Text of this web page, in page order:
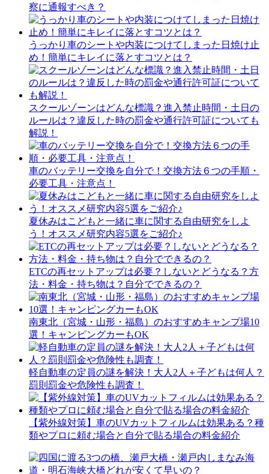
察に通報すべき？
うっかり車のシートや内装につけてしまった日焼け止
め！簡単にキレイに落とすコツとは？
スクールゾーンはどんな標識？進入禁止時間・土日の
ルールは？違反した時の罰金や通行許可証についても
解説！
車のバッテリー交換を自分で！交換方法６つの手順・
必要工具・注意点！
夏休みはこどもと一緒に車に関する自由研究をしよ
う！オススメ研究内容5選をご紹介♪
ETCの再セットアップは必要？しないとどうなる？方
法・料金・持ち物は？自分でできるの？
南東北（宮城・山形・福島）のおすすめキャンプ場10
選！キャンピングカーもOK
軽自動車の定員の謎を解決！大人2人＋子どもは何人？
罰則罰金や危険性も調査！
【紫外線対策】車のUVカットフィルムは効果ある？種
類やプロに頼む場合と自分で貼る場合の料金紹介